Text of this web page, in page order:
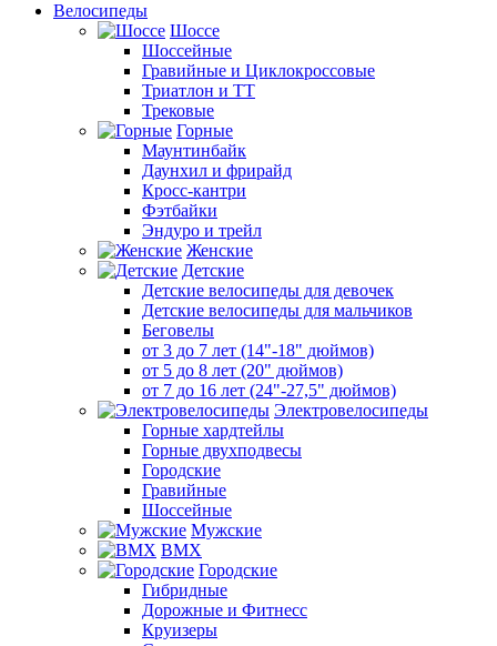
Велосипеды
Шоссе
Шоссейные
Гравийные и Циклокроссовые
Триатлон и ТТ
Трековые
Горные
Маунтинбайк
Даунхил и фрирайд
Кросс-кантри
Фэтбайки
Эндуро и трейл
Женские
Детские
Детские велосипеды для девочек
Детские велосипеды для мальчиков
Беговелы
от 3 до 7 лет (14"-18" дюймов)
от 5 до 8 лет (20" дюймов)
от 7 до 16 лет (24"-27,5" дюймов)
Электровелосипеды
Горные хардтейлы
Горные двухподвесы
Городские
Гравийные
Шоссейные
Мужские
BMX
Городские
Гибридные
Дорожные и Фитнесс
Круизеры